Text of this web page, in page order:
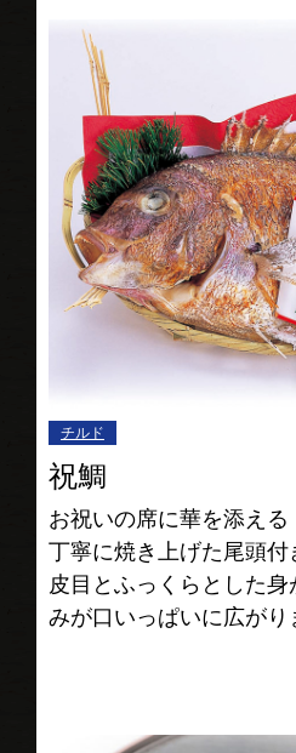
チルド
祝鯛
お祝いの席に華を添える
丁寧に焼き上げた尾頭
皮目とふっくらとした
みが口いっぱいに広がり